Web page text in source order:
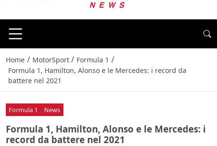
Home / MotorSport / Formula 1 /
Formula 1, Hamilton, Alonso e le Mercedes: i record da
battere nel 2021
Formula 1 News
Formula 1, Hamilton, Alonso e le Mercedes: i
record da battere nel 2021